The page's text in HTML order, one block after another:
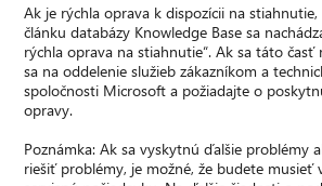
Ak je rýchla oprava k dispozícii na
článku databázy Knowledge Base sa
rýchla oprava na stiahnutie“. Ak sa táto
sa na oddelenie služieb zákazníkom a
spoločnosti Microsoft a požiadajte o
opravy.
Poznámka: Ak sa vyskytnú ďalšie problémy
riešiť problémy, je možné, že budete